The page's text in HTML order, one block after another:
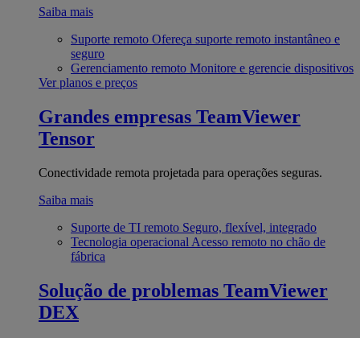
Saiba mais
Suporte remoto Ofereça suporte remoto instantâneo e
seguro
Gerenciamento remoto Monitore e gerencie dispositivos
Ver planos e preços
Grandes empresas TeamViewer
Tensor
Conectividade remota projetada para operações seguras.
Saiba mais
Suporte de TI remoto Seguro, flexível, integrado
Tecnologia operacional Acesso remoto no chão de
fábrica
Solução de problemas TeamViewer
DEX